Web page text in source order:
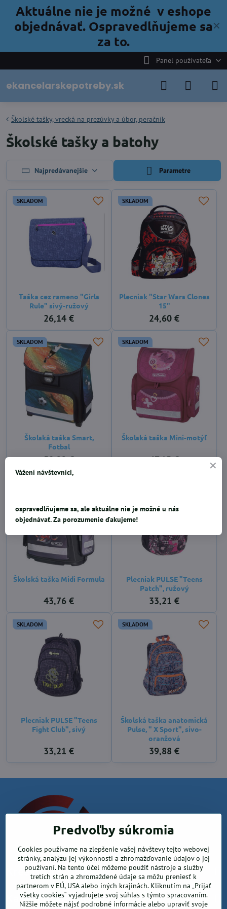
✕
Aktuálne nie je možné v eshope
objednávať. Ospravedlňujeme sa
za to.
Panel používateľa
ekancelarskepotreby.sk
Školské tašky, vrecká na prezúvky a úbor, peračník
Školské tašky a batohy
Najpredávanejšie Parametre
SKLADOM
Taška cez rameno "Girls
Rule" sivý-ružový
26,14 €
SKLADOM
Plecniak "Star Wars Clones
15"
24,60 €
SKLADOM
Školská taška Smart,
Fotbal
50,22 €
SKLADOM
Školská taška Mini-motýľ
47,15 €
Školská taška Midi Formula
43,76 €
Plecniak PULSE "Teens
Patch", ružový
33,21 €
SKLADOM
Plecniak PULSE "Teens
Fight Club", sivý
33,21 €
SKLADOM
Školská taška anatomická
Pulse, " X Sport", sivo-
oranžová
39,88 €
Krea office, s.r.o.
Kancelárske potreby
Predvoľby súkromia
Cookies používame na zlepšenie vašej návštevy tejto webovej
stránky, analýzu jej výkonnosti a zhromažďovanie údajov o jej
používaní. Na tento účel môžeme použiť nástroje a služby
tretích strán a zhromaždené údaje sa môžu preniesť k
partnerom v EÚ, USA alebo iných krajinách. Kliknutím na „Prijať
všetky cookies“ vyjadrujete svoj súhlas s týmto spracovaním.
Nižšie môžete nájsť podrobné informácie alebo upraviť svoje
Vážení návštevníci,
ospravedlňujeme sa, ale aktuálne nie je možné u nás
objednávať. Za porozumenie ďakujeme!